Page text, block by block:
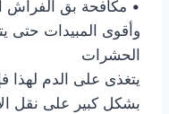
• مكافحة بق الفراش
وأقوى المبيدات حتى
الحشرات
يتغذى على الدم لهذا
بشكل كبير على نقل